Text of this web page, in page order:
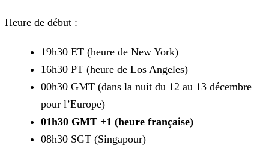
Heure de début :
19h30 ET (heure de New York)
16h30 PT (heure de Los Angeles)
00h30 GMT (dans la nuit du 12 au 13 décembre
pour l’Europe)
01h30 GMT +1 (heure française)
08h30 SGT (Singapour)